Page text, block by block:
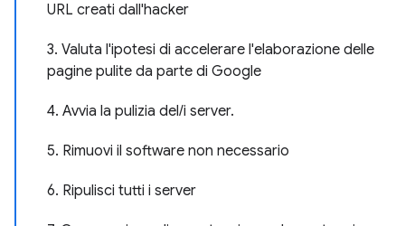
URL creati dall'hacker
3. Valuta l'ipotesi di accelerare l'elaborazione delle
pagine pulite da parte di Google
4. Avvia la pulizia del/i server.
5. Rimuovi il software non necessario
6. Ripulisci tutti i server